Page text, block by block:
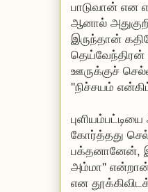
பாடுவான் என
ஆனால்
இருந்தான்
தெய்வேந்திரன்
ஊருக்குச்
''நிச்சயம்
கோர்த்தது
பக்தனானேன்,
அம்மா''
என